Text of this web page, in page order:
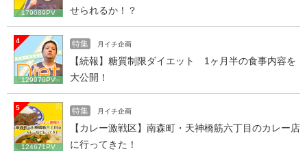
179089PV
せられるか！？
4
129070PV
特集 月イチ企画
【続報】糖質制限ダイエット 1ヶ月半の食事内容を
大公開！
5
124671PV
特集 月イチ企画
【カレー激戦区】南森町・天神橋筋六丁目のカレー店
に行ってきた！